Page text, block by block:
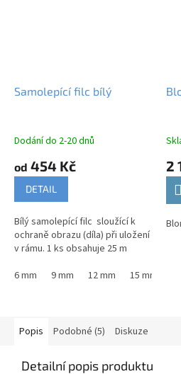
Samolepící filc bílý
Dodání do 2-20 dnů
od 454 Kč
DETAIL
Bílý samolepící filc sloužící k
ochraně obrazu (díla) při uložení
v rámu. 1 ks obsahuje 25 m
6 mm
9 mm 12 mm 15 mm
2
Popis Podobné (5) Diskuze
Detailní popis produktu